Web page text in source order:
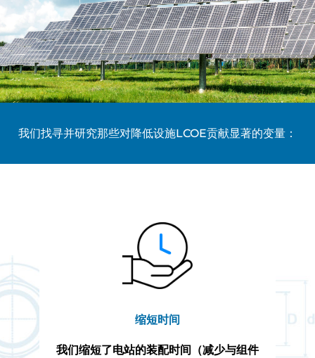
我们找寻并研究那些对降低设施LCOE贡献显著的变量：
缩短时间
我们缩短了电站的装配时间（减少与组件